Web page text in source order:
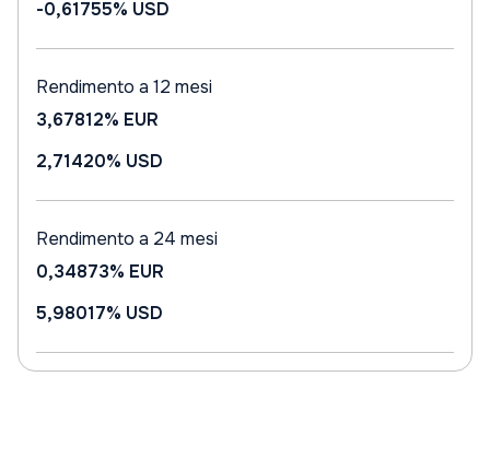
-0,61755% USD
Rendimento a 12 mesi
3,67812% EUR
2,71420% USD
Rendimento a 24 mesi
0,34873% EUR
5,98017% USD